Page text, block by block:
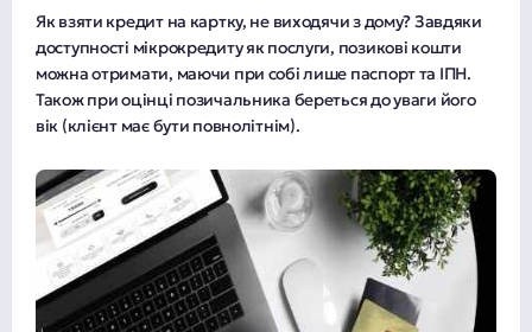
Як взяти кредит на картку, не виходячи з дому? Завдяки
доступності мікрокредиту як послуги, позикові кошти
можна отримати, маючи при собі лише паспорт та ІПН.
Також при оцінці позичальника береться до уваги його
вік (клієнт має бути повнолітнім).